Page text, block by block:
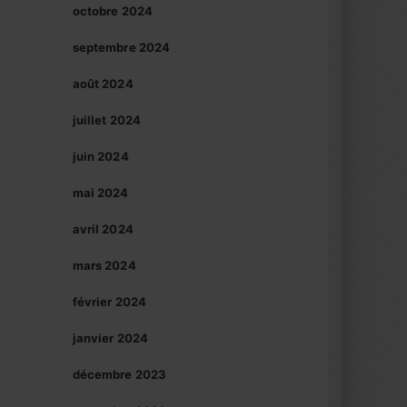
octobre 2024
septembre 2024
août 2024
juillet 2024
juin 2024
mai 2024
avril 2024
mars 2024
février 2024
janvier 2024
décembre 2023